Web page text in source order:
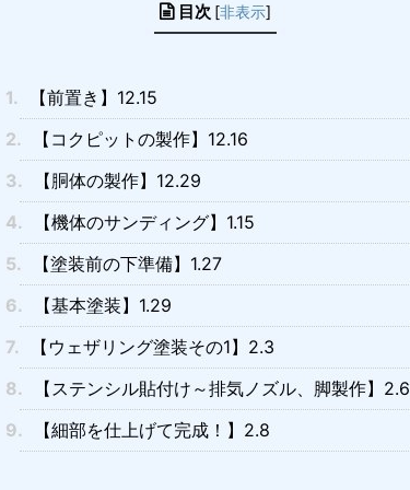
目次 [非表示]
1.
【前置き】12.15
2.
【コクピットの製作】12.16
3.
【胴体の製作】12.29
4.
【機体のサンディング】1.15
5.
【塗装前の下準備】1.27
6.
【基本塗装】1.29
7.
【ウェザリング塗装その1】2.3
8.
【ステンシル貼付け～排気ノズル、脚製作】2.6
9.
【細部を仕上げて完成！】2.8